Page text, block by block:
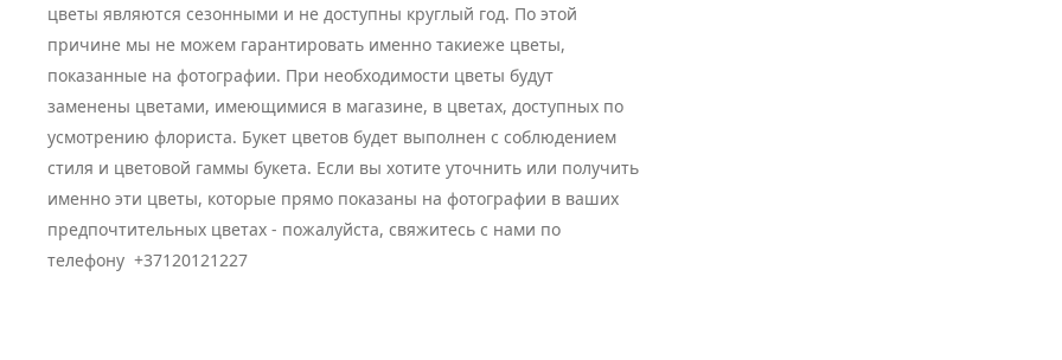
цветы являются сезонными и не доступны круглый год. По этой
причине мы не можем гарантировать именно такиеже цветы,
показанные на фотографии. При необходимости цветы будут
заменены цветами, имеющимися в магазине, в цветах, доступных по
усмотрению флориста. Букет цветов будет выполнен с соблюдением
стиля и цветовой гаммы букета. Если вы хотите уточнить или получить
именно эти цветы, которые прямо показаны на фотографии в ваших
предпочтительных цветах - пожалуйста, свяжитесь с нами по
телефону +37120121227